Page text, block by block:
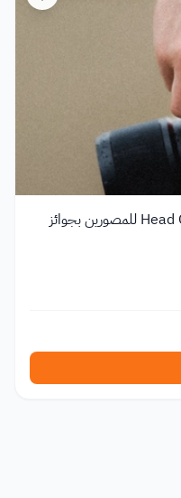
مسابقة Head On Photo Awards 2026 للمصورين بجوائز